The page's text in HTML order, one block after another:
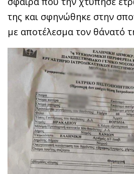
της και σφηνώθηκε στην
με αποτέλεσμα τον θάνατό